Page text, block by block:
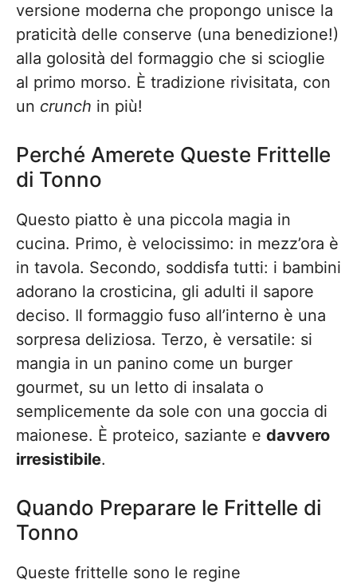
versione moderna che propongo unisce la
praticità delle conserve (una benedizione!)
alla golosità del formaggio che si scioglie
al primo morso. È tradizione rivisitata, con
un crunch in più!
Perché Amerete Queste Frittelle
di Tonno
Questo piatto è una piccola magia in
cucina. Primo, è velocissimo: in mezz’ora è
in tavola. Secondo, soddisfa tutti: i bambini
adorano la crosticina, gli adulti il sapore
deciso. Il formaggio fuso all’interno è una
sorpresa deliziosa. Terzo, è versatile: si
mangia in un panino come un burger
gourmet, su un letto di insalata o
semplicemente da sole con una goccia di
maionese. È proteico, saziante e davvero
irresistibile.
Quando Preparare le Frittelle di
Tonno
Queste frittelle sono le regine